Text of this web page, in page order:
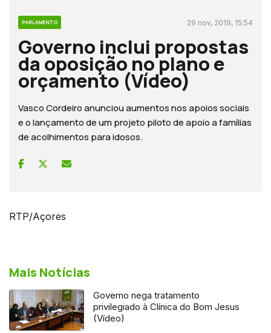
PARLAMENTO 29 nov, 2019, 15:54
Governo inclui propostas
da oposição no plano e
orçamento (Vídeo)
Vasco Cordeiro anunciou aumentos nos apoios sociais
e o lançamento de um projeto piloto de apoio a famílias
de acolhimentos para idosos.
RTP/Açores
Mais Notícias
Governo nega tratamento
privilegiado à Clínica do Bom Jesus
(Vídeo)